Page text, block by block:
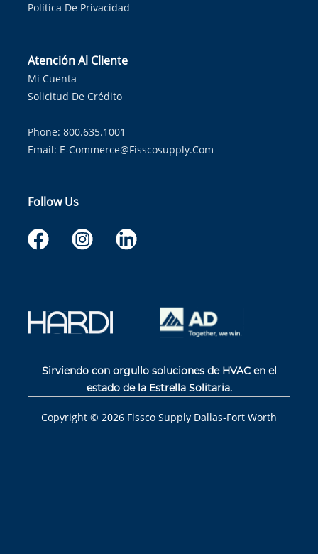
Política De Privacidad
Atención Al Cliente
Mi Cuenta
Solicitud De Crédito
Phone: 800.635.1001
Email: E-Commerce@fisscosupply.com
Follow Us
Sirviendo con orgullo soluciones de HVAC en el
estado de la Estrella Solitaria.
Copyright © 2026 Fissco Supply Dallas-Fort Worth